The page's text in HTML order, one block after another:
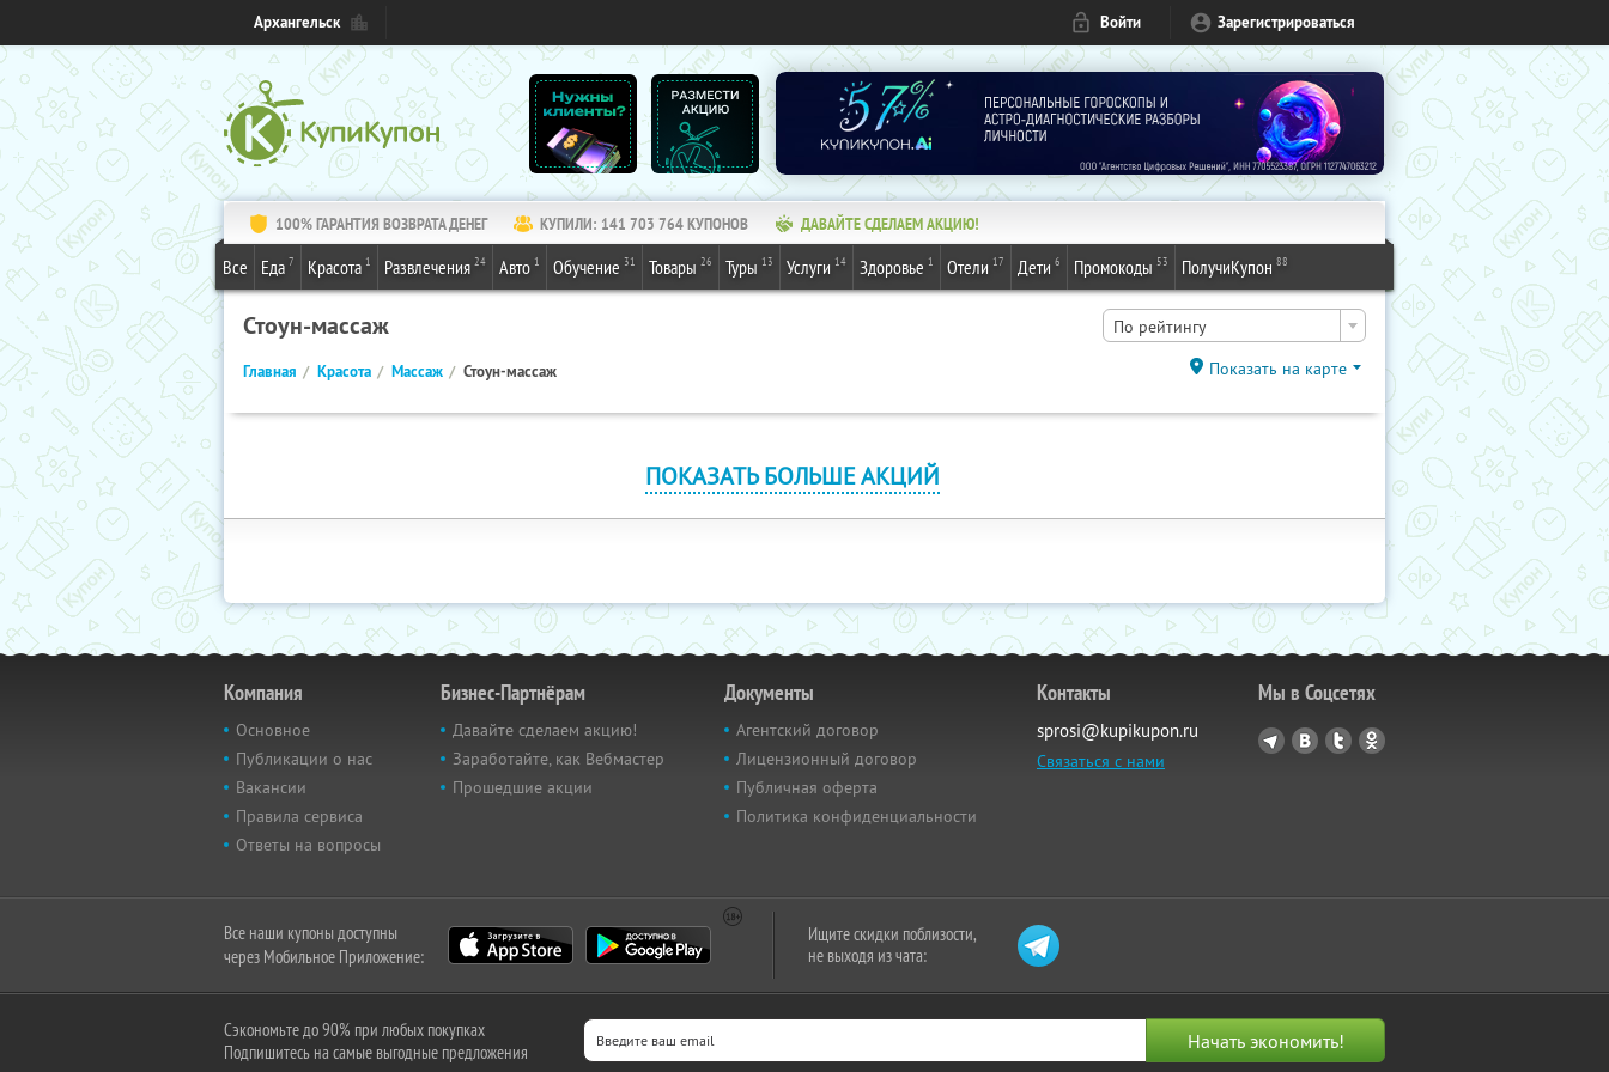
Архангельск Войти Зарегистрироваться
100% ГАРАНТИЯ ВОЗВРАТА ДЕНЕГ КУПИЛИ: 141 703 765КУПОНОВ ДАВАЙТЕ СДЕЛАЕМ АКЦИЮ!
Все Еда 7 Красота 1 Развлечения 24 Авто 1 Обучение 31 Товары 26 Туры 13 Услуги 14 Здоровье 1 Отели 17 Дети 6 Промокоды 53 ПолучиКупон 88
Стоун-массаж По рейтингу
Главная Красота Массаж Стоун-массаж Показать на карте
ПОКАЗАТЬ БОЛЬШЕ АКЦИЙ
Компания
Основное
Публикации о нас
Вакансии
Правила сервиса
Ответы на вопросы
Бизнес-Партнёрам
Давайте сделаем акцию!
Заработайте, как Вебмастер
Прошедшие акции
Документы
Агентский договор
Лицензионный договор
Публичная оферта
Политика конфиденциальности
Контакты
sprosi@kupikupon.ru
Связаться с нами
Мы в Соцсетях
Все наши купоны доступны
через Мобильное Приложение:
Ищите скидки поблизости,
не выходя из чата:
Сэкономьте до 90% при любых покупках
Подпишитесь на самые выгодные предложения